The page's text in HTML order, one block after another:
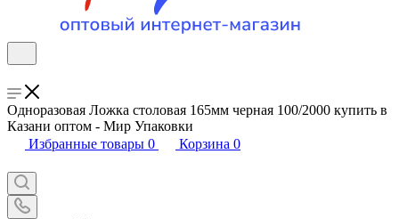
Одноразовая Ложка столовая 165мм черная 100/2000 купить в
Казани оптом - Мир Упаковки
Избранные товары 0 Корзина 0